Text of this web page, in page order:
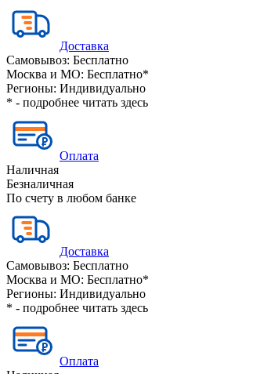
Доставка
Самовывоз: Бесплатно
Москва и МО: Бесплатно*
Регионы: Индивидуально
* - подробнее читать здесь
Оплата
Наличная
Безналичная
По счету в любом банке
Доставка
Самовывоз: Бесплатно
Москва и МО: Бесплатно*
Регионы: Индивидуально
* - подробнее читать здесь
Оплата